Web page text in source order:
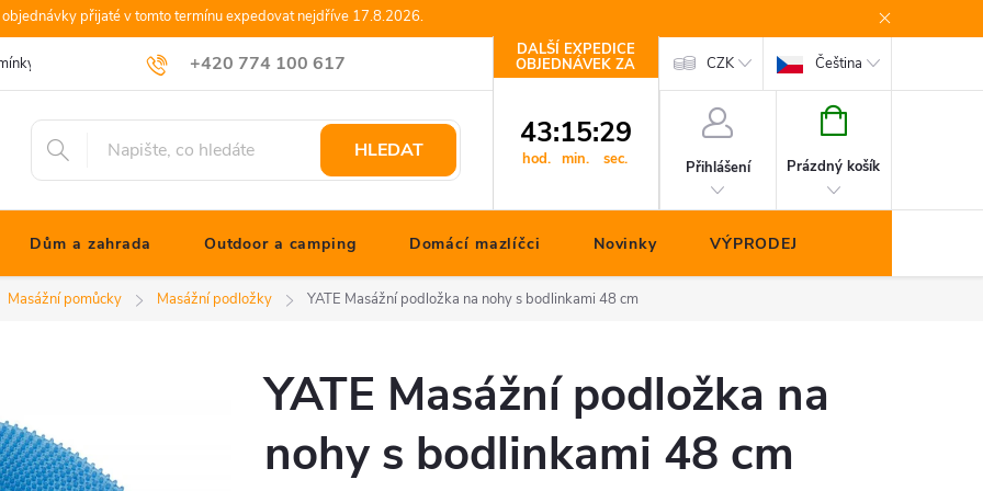
přijaté v tomto termínu expedovat nejdříve 17.8.2026.
+420 774 100 617
info@jonathanshop.cz
Podmínky ochrany osobních údajů Blog JONATHANshop.cz Kontakty CZK Čeština
HLEDAT
DALŠÍ EXPEDICE
OBJEDNÁVEK ZA
43
hod.
:15
min.
:29
sec. Přihlášení
NÁKUPNÍ
Prázdný košík
Dům a zahrada Outdoor a camping Domácí mazlíčci Novinky VÝPRODEJ
Masážní pomůcky Masážní podložky YATE Masážní podložka na nohy s bodlinkami 48 cm
YATE Masážní podložka na
nohy s bodlinkami 48 cm